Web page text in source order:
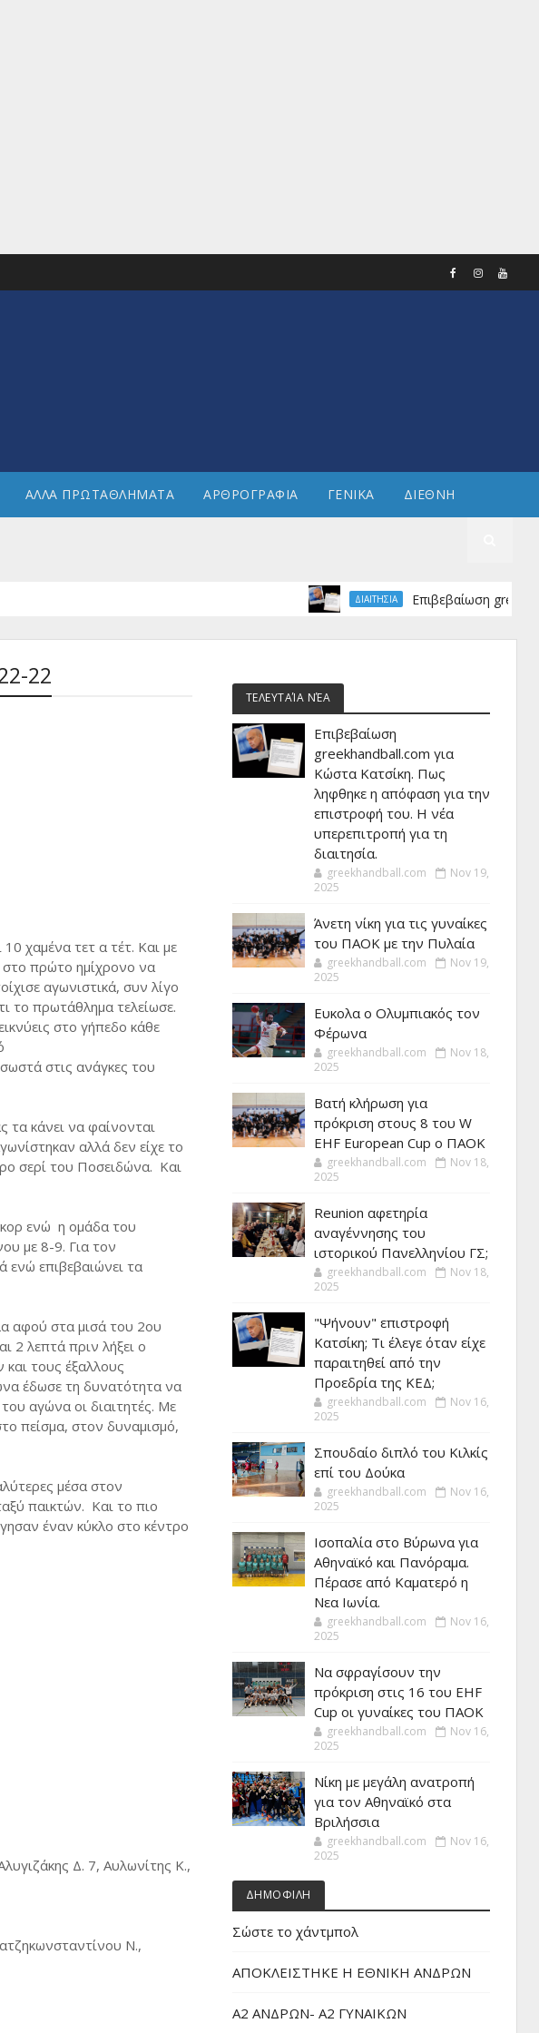
ΑΛΛΑ ΠΡΩΤΑΘΛΗΜΑΤΑ ΑΡΘΡΟΓΡΑΦΙΑ ΓΕΝΙΚΑ ΔΙΕΘΝΗ
ΔΙΑΙΤΗΣΙΑ Επιβεβαίωση
22
χαμένα τετ α τέτ. Και με
πρώτο ημίχρονο να
αγωνιστικά, συν λίγο
το πρωτάθλημα τελείωσε.
στο γήπεδο κάθε
στις ανάγκες του
τα κάνει να φαίνονται
αλλά δεν είχε το
σερί του Ποσειδώνα. Και
ενώ η ομάδα του
με 8-9. Για τον
ενώ επιβεβαιώνει τα
αφού στα μισά του 2ου
2 λεπτά πριν λήξει ο
τους έξαλλους
έδωσε τη δυνατότητα να
αγώνα οι διαιτητές. Με
πείσμα, στον δυναμισμό,
μέσα στον
παικτών. Και το πιο
έναν κύκλο στο κέντρο
Δ. 7, Αυλωνίτης Κ.,
Ν.,
ΤΕΛΕΥΤΑΊΑ ΝΈΑ
Επιβεβαίωση
greekhandball.com για
Κώστα Κατσίκη. Πως
ληφθηκε η απόφαση για την
επιστροφή του. Η νέα
υπερεπιτροπή για τη
διαιτησία.
greekhandball.com
Nov 19,
2025
Άνετη νίκη για τις γυναίκες
του ΠΑΟΚ με την Πυλαία
greekhandball.com
Nov 19,
2025
Ευκολα ο Ολυμπιακός τον
Φέρωνα
greekhandball.com
Nov 18,
2025
Βατή κλήρωση για
πρόκριση στους 8 του W
EHF European Cup ο ΠΑΟΚ
greekhandball.com
Nov 18,
2025
Reunion αφετηρία
αναγέννησης του
ιστορικού Πανελληνίου ΓΣ;
greekhandball.com
Nov 18,
2025
"Ψήνουν" επιστροφή
Κατσίκη; Τι έλεγε όταν είχε
παραιτηθεί από την
Προεδρία της ΚΕΔ;
greekhandball.com
Nov 16,
2025
Σπουδαίο διπλό του Κιλκίς
επί του Δούκα
greekhandball.com
Nov 16,
2025
Ισοπαλία στο Βύρωνα για
Αθηναϊκό και Πανόραμα.
Πέρασε από Καματερό η
Νεα Ιωνία.
greekhandball.com
Nov 16,
2025
Να σφραγίσουν την
πρόκριση στις 16 του EHF
Cup οι γυναίκες του ΠΑΟΚ
greekhandball.com
Nov 16,
2025
Νίκη με μεγάλη ανατροπή
για τον Αθηναϊκό στα
Βριλήσσια
greekhandball.com
Nov 16,
2025
ΔΗΜΟΦΙΛΗ
Σώστε το χάντμπολ
ΑΠΟΚΛΕΙΣΤΗΚΕ Η ΕΘΝΙΚΗ ΑΝΔΡΩΝ
Α2 ΑΝΔΡΩΝ- Α2 ΓΥΝΑΙΚΩΝ